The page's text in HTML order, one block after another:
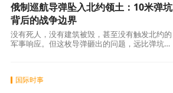
俄制巡航导弹坠入北约领土：10米弹坑
背后的战争边界
没有死人，没有建筑被毁，甚至没有触发北约的
军事响应。但这枚导弹砸出的问题，远比弹坑更
国际时事